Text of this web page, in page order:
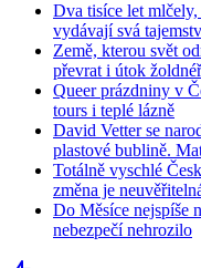
Dva tisíce let
vydávají svá
Země, kterou svět
převrat i útok
Queer prázdniny v
tours i teplé lázně
David Vetter se
plastové bublině.
Totálně vyschlé
změna je
Do Měsíce nejspíše
nebezpečí nehrozilo